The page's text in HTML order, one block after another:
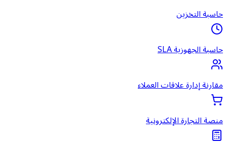
حاسبة التخزين
حاسبة الجهوزية SLA
مقارنة إدارة علاقات العملاء
منصة التجارة الإلكترونية